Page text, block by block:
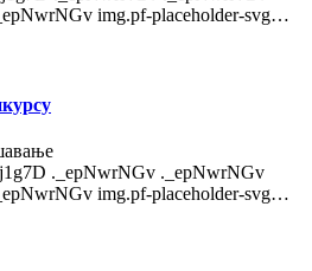
img.pf-placeholder-svg…
._epNwrNGv ._epNwrNGv
img.pf-placeholder-svg…